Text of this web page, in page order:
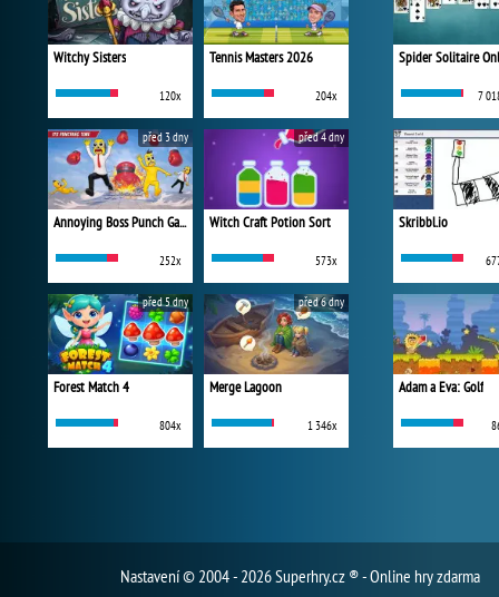
Witchy Sisters
120x
Tennis Masters 2026
204x
Annoying Boss Punch Game
252x
před 3 dny
Witch Craft Potion Sort
573x
před 4 dny
Forest Match 4
804x
před 5 dny
Merge Lagoon
1 346x
před 6 dny
Spider Solitaire
7
Skribbl.io
Adam a Eva: Golf
Nastavení© 2004 - 2026 Superhry.cz ® - Online hry zdarma